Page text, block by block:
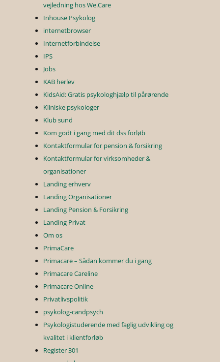
vejledning hos We.Care
Inhouse Psykolog
internetbrowser
Internetforbindelse
IPS
Jobs
KAB herlev
KidsAid: Gratis psykologhjælp til pårørende
Kliniske psykologer
Klub sund
Kom godt i gang med dit dss forløb
Kontaktformular for pension & forsikring
Kontaktformular for virksomheder &
organisationer
Landing erhverv
Landing Organisationer
Landing Pension & Forsikring
Landing Privat
Om os
PrimaCare
Primacare – Sådan kommer du i gang
Primacare Careline
Primacare Online
Privatlivspolitik
psykolog-candpsych
Psykologistuderende med faglig udvikling og
kvalitet i klientforløb
Register 301